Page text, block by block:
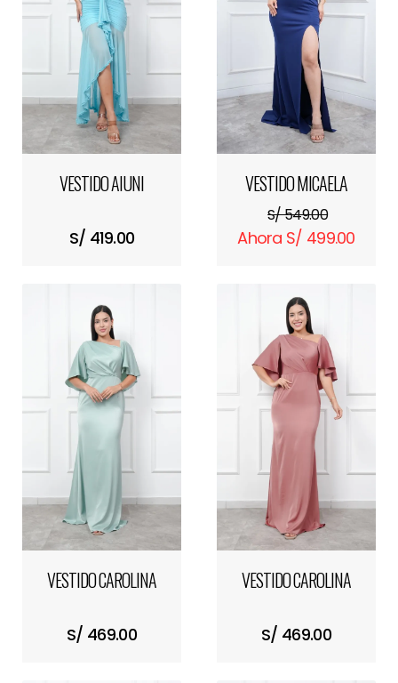
VESTIDO AIUNI
S/ 419.00
VESTIDO MICAELA
S/ 549.00
Ahora S/ 499.00
VESTIDO CAROLINA
S/ 469.00
VESTIDO CAROLINA
S/ 469.00